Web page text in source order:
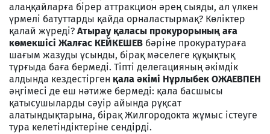
алаңқайларға бірер аттракцион әрең сыяды, ал үлкен
үрмелі батуттарды қайда орналастырмақ? Көліктер
қалай жүреді? Атырау қаласы прокурорының аға
көмекшісі Жалғас КЕЙКЕШЕВ бәріне прокуратураға
шағым жазуды ұсынды, бірақ мәселеге құқықтық
тұрғыда баға бермеді. Тіпті делегацияның әкімдік
алдында кездестірген қала әкімі Нұрлыбек ОЖАЕВПЕН
әңгімесі де еш нәтиже бермеді: қала басшысы
қатысушыларды сәуір айында рұқсат
алатындықтарына, бірақ Жилгородокта жұмыс істеуге
тура келетіндіктеріне сендірді.